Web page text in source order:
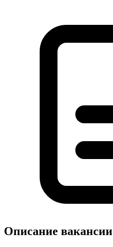
Описание вакансии